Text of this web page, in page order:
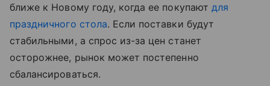
ближе к Новому году, когда ее покупают для
праздничного стола. Если поставки будут
стабильными, а спрос из-за цен станет
осторожнее, рынок может постепенно
сбалансироваться.